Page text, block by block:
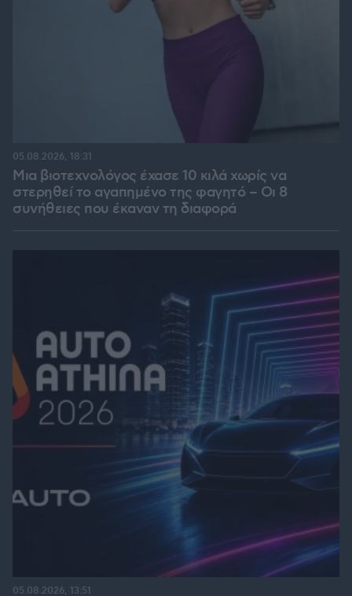
Μια βιοτεχνολόγος έχασε 10 κιλά χωρίς να
στερηθεί το αγαπημένο της φαγητό – Οι 8
συνήθειες που έκαναν τη διαφορά
05.08.2026, 18:31
05.08.2026, 13:51